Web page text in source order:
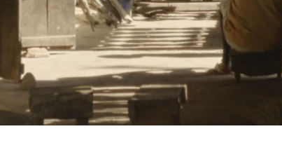
Créer
est proposé à PRIX LIBRE.
bien ou d’un service, qui peut être une manière pour
attachement aux valeurs de solidarité, nous vous
indicatif. De cette manière, vous soutenez le travail de